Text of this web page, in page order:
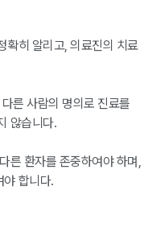
확히 알리고, 의료진의 치료
른 사람의 명의로 진료를
않습니다.
른 환자를 존중하여야 하며,
야 합니다.